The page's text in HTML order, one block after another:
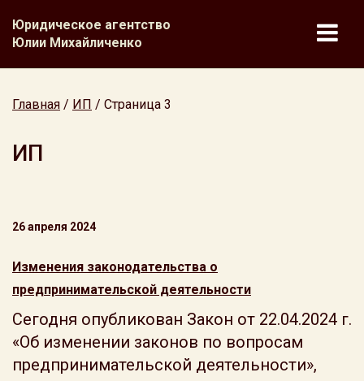
Юридическое агентство
Юлии Михайличенко
Главная / ИП / Страница 3
ИП
26 апреля 2024
Изменения законодательства о
предпринимательской деятельности
Сегодня опубликован Закон от 22.04.2024 г.
«Об изменении законов по вопросам
предпринимательской деятельности»,